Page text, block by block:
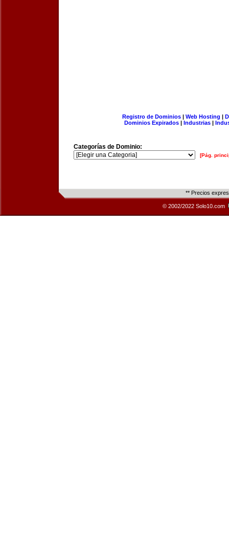
Registro de Dominios| Web Hosting |
Dominios Expirados | Industrias |
Categorías de Dominio:
[Pág.
** Precios
© 2002/2022 Solo10.com